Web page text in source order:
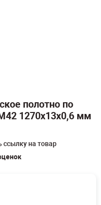
полотно по
1270х13х0,6 мм